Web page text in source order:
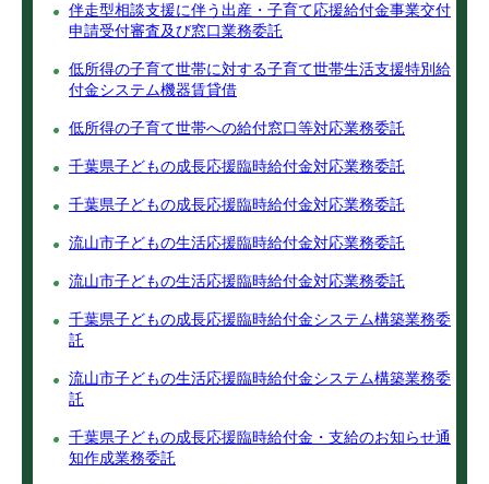
伴走型相談支援に伴う出産・子育て応援給付金事業交付
申請受付審査及び窓口業務委託
低所得の子育て世帯に対する子育て世帯生活支援特別給
付金システム機器賃貸借
低所得の子育て世帯への給付窓口等対応業務委託
千葉県子どもの成長応援臨時給付金対応業務委託
千葉県子どもの成長応援臨時給付金対応業務委託
流山市子どもの生活応援臨時給付金対応業務委託
流山市子どもの生活応援臨時給付金対応業務委託
千葉県子どもの成長応援臨時給付金システム構築業務委
託
流山市子どもの生活応援臨時給付金システム構築業務委
託
千葉県子どもの成長応援臨時給付金・支給のお知らせ通
知作成業務委託